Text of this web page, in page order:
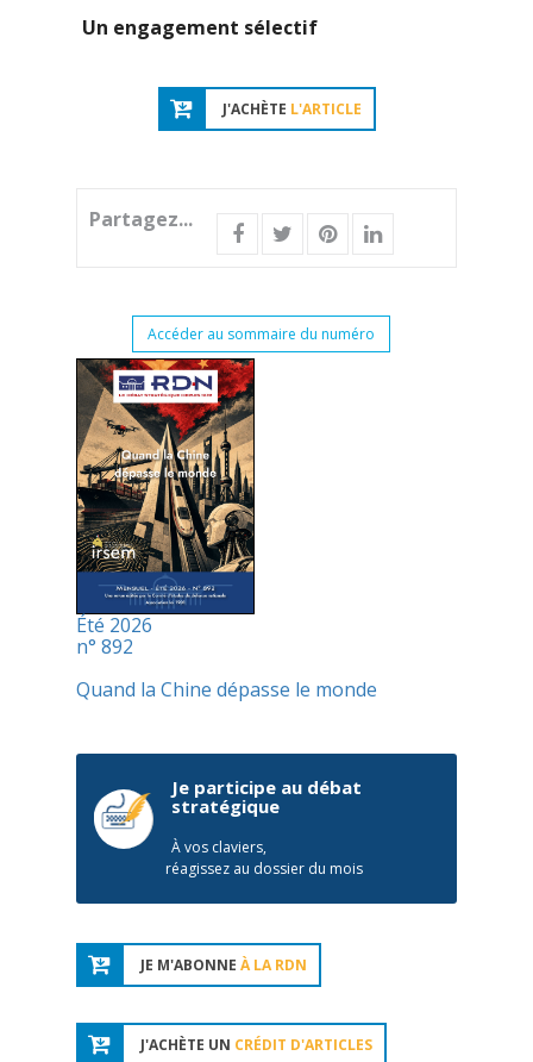
Un engagement sélectif
J'ACHÈTE L'ARTICLE
Partagez...
Accéder au sommaire du numéro
Été 2026
n° 892
Quand la Chine dépasse le monde
Je participe au débat
stratégique
À vos claviers,
réagissez au dossier du mois
JE M'ABONNE À LA RDN
J'ACHÈTE UN CRÉDIT D'ARTICLES